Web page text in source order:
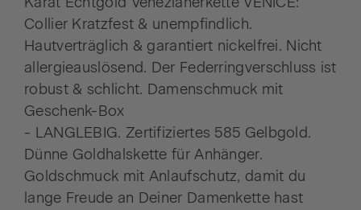
Collier Kratzfest & unempfindlich.
Hautverträglich & garantiert nickelfrei. Nicht
allergieauslösend. Der Federringverschluss ist
robust & schlicht. Damenschmuck mit
Geschenk-Box
- LANGLEBIG. Zertifiziertes 585 Gelbgold.
Dünne Goldhalskette für Anhänger.
Goldschmuck mit Anlaufschutz, damit du
lange Freude an Deiner Damenkette hast